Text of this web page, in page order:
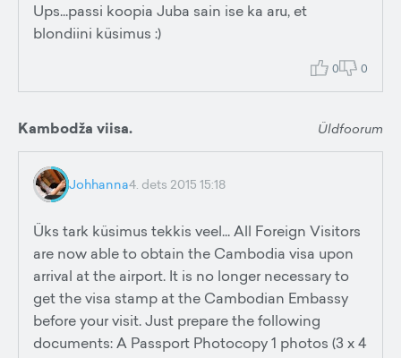
Ups...passi koopia Juba sain ise ka aru, et
blondiini küsimus :)
0 0
Kambodža viisa. Üldfoorum
Johhanna4. dets 2015 15:18
Üks tark küsimus tekkis veel... All Foreign Visitors
are now able to obtain the Cambodia visa upon
arrival at the airport. It is no longer necessary to
get the visa stamp at the Cambodian Embassy
before your visit. Just prepare the following
documents: A Passport Photocopy 1 photos (3 x 4